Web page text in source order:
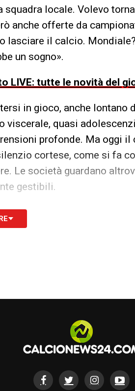
locale. Volevo
anche offerte da
lasciare il calcio. Mondiale?
un sogno».
LIVE: tutte le novità del
in gioco, anche lontano
viscerale, quasi
profonde. Ma oggi il
cortese, come si fa
Le società guardano
gestibili.
dall’anonimato di
che sa di meritare ma che
l’indifferenza del mercato
sogno dichiarato